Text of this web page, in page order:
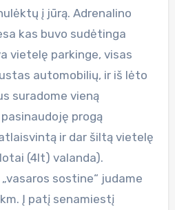
į jūrą. Adrenalino
kas buvo sudėtinga
vietelę parkinge, visas
automobilių, ir iš lėto
suradome vieną
progą
ir dar šiltą vietelę
(4lt) valanda).
sostine“ judame
Į patį senamiestį